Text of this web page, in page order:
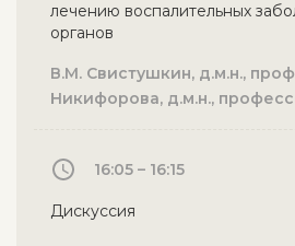
лечению воспалительных
органов
В.М. Свистушкин, д.м.н.,
Никифорова, д.м.н.,
16:05 – 16:15
Дискуссия